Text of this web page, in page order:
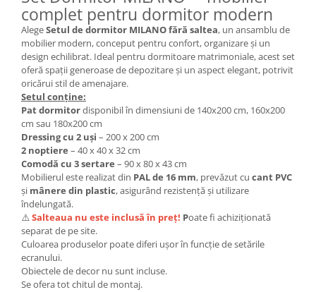
complet pentru dormitor modern
AlegeSetul de dormitor MILANO fără saltea, un ansamblu de
mobilier modern, conceput pentru confort, organizare și un
design echilibrat. Ideal pentru dormitoare matrimoniale, acest set
oferă spații generoase de depozitare și un aspect elegant, potrivit
oricărui stil de amenajare.
Setul conține:
Pat dormitordisponibil în dimensiuni de 140x200 cm, 160x200
cm sau 180x200 cm
Dressing cu 2 uși – 200 x 200 cm
2 noptiere – 40 x 40 x 32 cm
Comodă cu 3 sertare – 90 x 80 x 43 cm
Mobilierul este realizat din PAL de 16 mm, prevăzut cu cant PVC
și mânere din plastic, asigurând rezistență și utilizare
îndelungată.
⚠️Salteaua nu este inclusă în preț! Poate fi achiziționată
separat de pe site.
Culoarea produselor poate diferi ușor în funcție de setările
ecranului.
Obiectele de decor nu sunt incluse.
Se ofera tot chitul de montaj.